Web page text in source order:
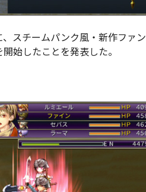
スチームパンク風・新作ファン
始したことを発表した。